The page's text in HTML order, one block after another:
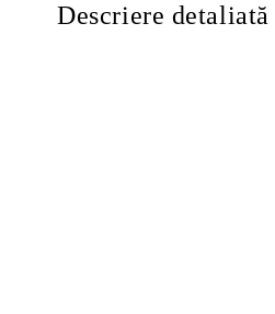
Descriere detaliată